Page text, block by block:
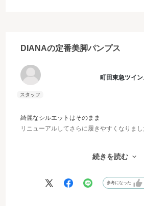
DIANAの定番美脚パンプス
町田東急ツイン
綺麗なシルエットはそのまま
リニューアルしてさらに履きやすくなりまし
の負担を軽減してくれます。続きを読む
参考になった